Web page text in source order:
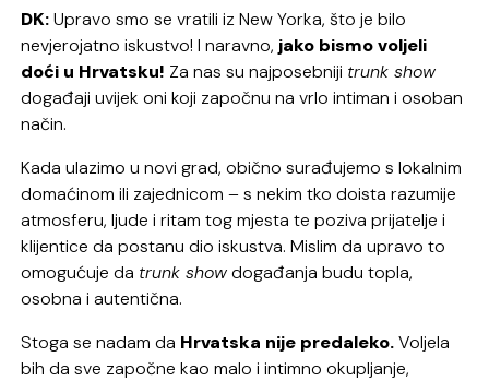
DK:Upravo smo se vratili iz New Yorka, što je bilo
nevjerojatno iskustvo! I naravno, jako bismo voljeli
doći u Hrvatsku! Za nas su najposebniji trunk show
događaji uvijek oni koji započnu na vrlo intiman i osoban
način.
Kada ulazimo u novi grad, obično surađujemo s lokalnim
domaćinom ili zajednicom – s nekim tko doista razumije
atmosferu, ljude i ritam tog mjesta te poziva prijatelje i
klijentice da postanu dio iskustva. Mislim da upravo to
omogućuje da trunk showdogađanja budu topla,
osobna i autentična.
Stoga se nadam da Hrvatska nije predaleko.Voljela
bih da sve započne kao malo i intimno okupljanje,